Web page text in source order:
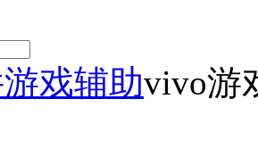
游戏辅助vivo游